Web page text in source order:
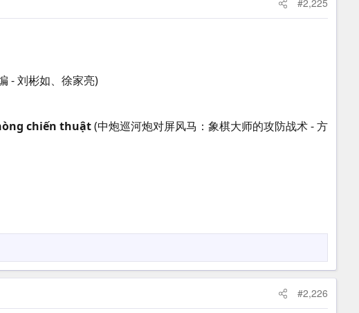
#2,225
- 刘彬如、徐家亮)
chiến thuật(中炮巡河炮对屏风马：象棋大师的攻防战术 - 方
#2,226